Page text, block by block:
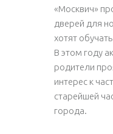
«Москвич»
дверей для
хотят
В этом году
родители
интерес к
старейшей
города.